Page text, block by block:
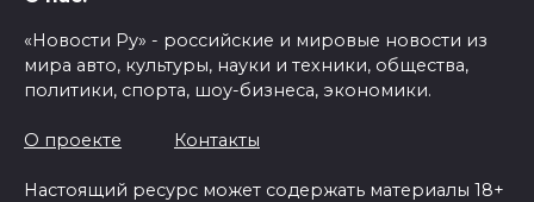
«Новости Ру» - российские и мировые новости из
мира авто, культуры, науки и техники, общества,
политики, спорта, шоу-бизнеса, экономики.
О проекте Контакты
Настоящий ресурс может содержать материалы 18+